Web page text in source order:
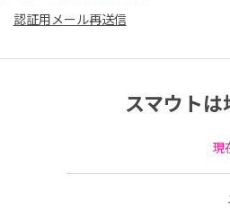
認証用メール再送信
スマウト
現